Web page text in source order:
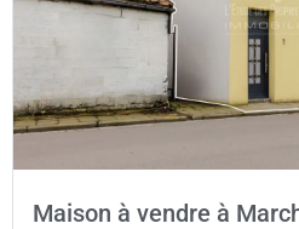
Maison à vendre à